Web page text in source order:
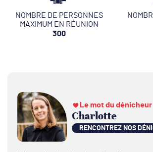
NOMBRE DE PERSONNES
MAXIMUM EN RÉUNION
300
Le mot du dénicheur
Charlotte
RENCONTREZ NOS